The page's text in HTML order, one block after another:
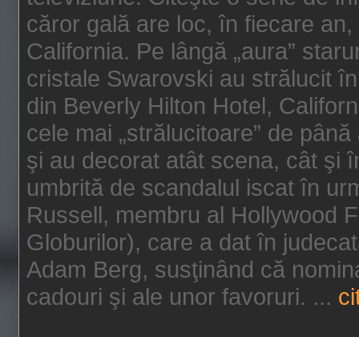
căror gală are loc, în fiecare
California. Pe lângă „aura”
cristale Swarovski au strălucit
din Beverly Hilton Hotel,
cele mai „strălucitoare” de
şi au decorat atât scena, cât şi
umbrită de scandalul iscat în
Russell, membru al Hollywood
Globurilor), care a dat în
Adam Berg, susţinând că
cadouri şi ale unor favoruri. ...